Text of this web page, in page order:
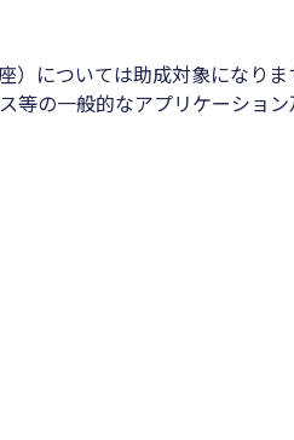
については助成対象になりま
等の一般的なアプリケーショ